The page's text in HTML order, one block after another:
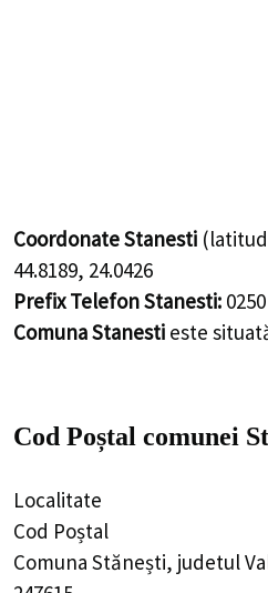
Coordonate Stanesti
44.8189, 24.0426
Prefix Telefon Stanesti: 0250
Comuna Stanesti este
Cod Poștal comunei
Localitate
Cod Poștal
Comuna Stănești, judetul